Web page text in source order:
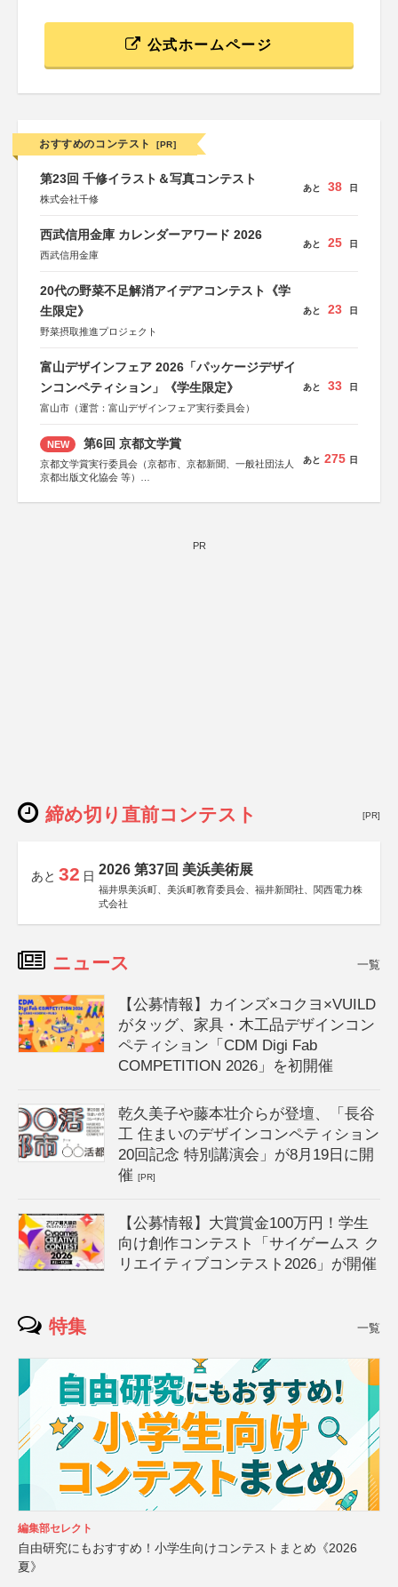
公式ホームページ
おすすめのコンテスト [PR]
第23回 千修イラスト＆写真コンテスト
株式会社千修
あと 38 日
西武信用金庫 カレンダーアワード 2026
西武信用金庫
あと 25 日
20代の野菜不足解消アイデアコンテスト《学
生限定》
野菜摂取推進プロジェクト
あと 23 日
富山デザインフェア 2026「パッケージデザイ
ンコンペティション」《学生限定》
富山市（運営：富山デザインフェア実行委員会）
あと 33 日
NEW 第6回 京都文学賞
京都文学賞実行委員会（京都市、京都新聞、一般社団法人
京都出版文化協会 等）
KADOKAWA、河出書房新社、幻冬舎、講談社、光文社、
あと 275 日
PR
締め切り直前コンテスト [PR]
あと 32 日 2026 第37回 美浜美術展
福井県美浜町、美浜町教育委員会、福井新聞社、関西電力株
式会社
ニュース 一覧
【公募情報】カインズ×コクヨ×VUILD
がタッグ、家具・木工品デザインコン
ペティション「CDM Digi Fab
COMPETITION 2026」を初開催
乾久美子や藤本壮介らが登壇、「長谷
工 住まいのデザインコンペティション
20回記念 特別講演会」が8月19日に開
催[PR]
【公募情報】大賞賞金100万円！学生
向け創作コンテスト「サイゲームス ク
リエイティブコンテスト2026」が開催
特集 一覧
編集部セレクト
自由研究にもおすすめ！小学生向けコンテストまとめ《2026
夏》